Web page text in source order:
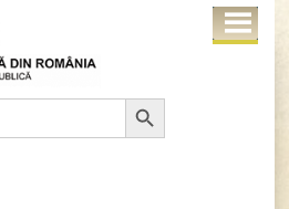
Search Button